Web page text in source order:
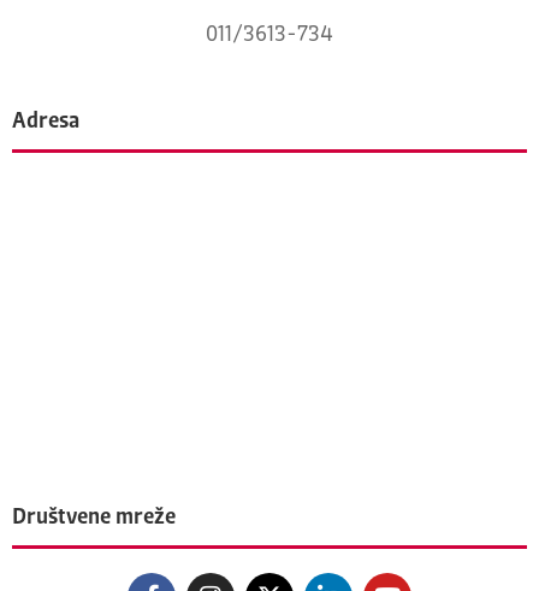
011/3613-734
Adresa
Društvene mreže